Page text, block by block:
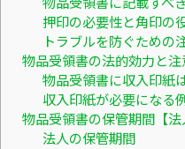
押印の必要性と角印の
トラブルを防ぐための
物品受領書の法的効力と
物品受領書に収入印紙
収入印紙が必要になる
物品受領書の保管期間【法
法人の保管期間